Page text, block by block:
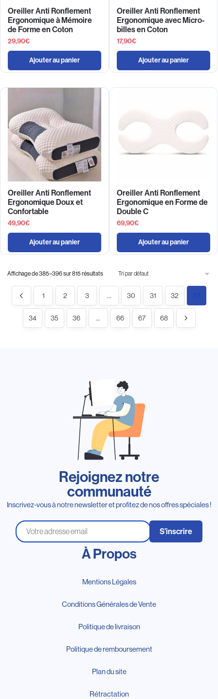
Oreiller Anti Ronflement
Ergonomique à Mémoire
de Forme en Coton
29,90€
Ajouter au panier
Oreiller Anti Ronflement
Ergonomique avec Micro-
billes en Coton
17,90€
Ajouter au panier
Oreiller Anti Ronflement
Ergonomique Doux et
Confortable
49,90€
Ajouter au panier
Oreiller Anti Ronflement
Ergonomique en Forme de
Double C
69,90€
Ajouter au panier
Affichage de 385–396 sur 815 résultats
1 2 3 … 30 31 32 33
34 35 36 … 66 67 68
Rejoignez notre
communauté
Inscrivez-vous à notre newsletter et profitez de nos offres spéciales !
S’inscrire
À Propos
Mentions Légales
Conditions Générales de Vente
Politique de livraison
Politique de remboursement
Plan du site
Rétractation